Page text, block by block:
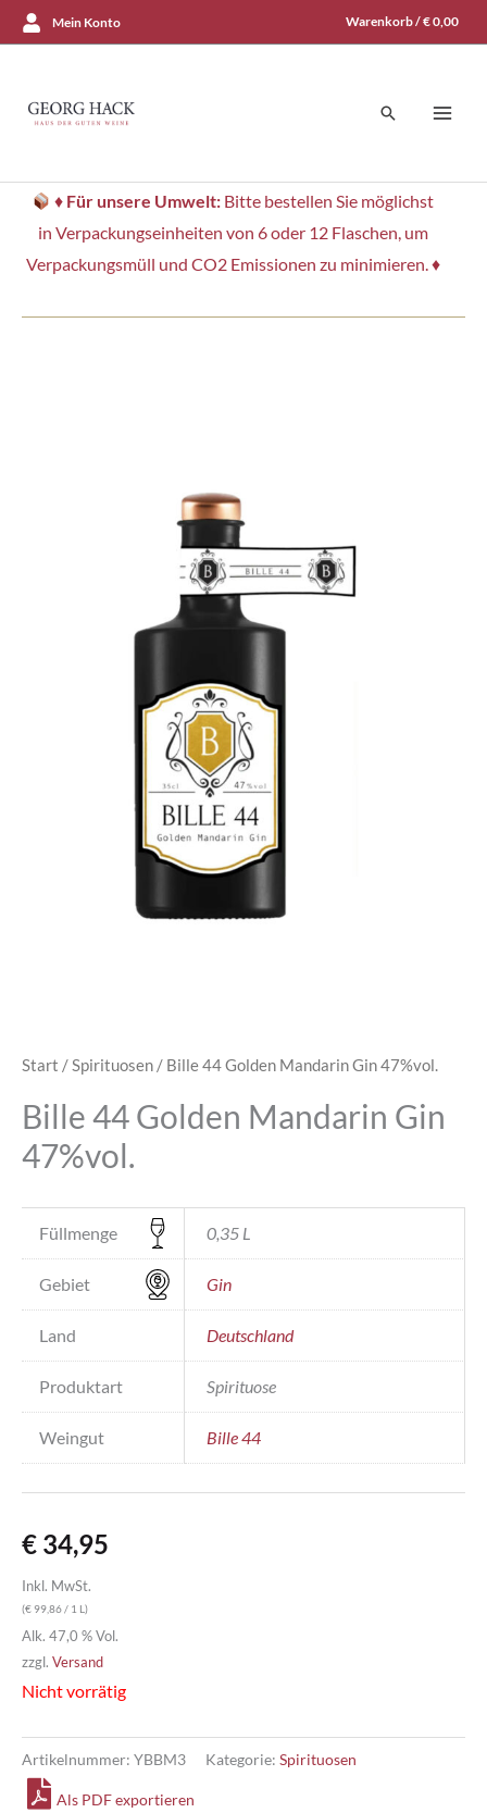
Zum
Inhalt
Mein Konto Warenkorb /€0,00
Suchen
♦ Für unsere Umwelt: Bitte bestellen Sie möglichst
in Verpackungseinheiten von 6 oder 12 Flaschen, um
Verpackungsmüll und CO2 Emissionen zu minimieren. ♦
Start /Spirituosen / Bille 44 Golden Mandarin Gin 47%vol.
Bille 44 Golden Mandarin Gin
47%vol.
Füllmenge 0,35 L
Gebiet Gin
Land Deutschland
Produktart Spirituose
Weingut Bille 44
€ 34,95
Inkl. MwSt.
(€ 99,86/ 1 L)
Alk. 47,0 % Vol.
zzgl. Versand
Nicht vorrätig
Artikelnummer: YBBM3 Kategorie: Spirituosen
Als PDF exportieren